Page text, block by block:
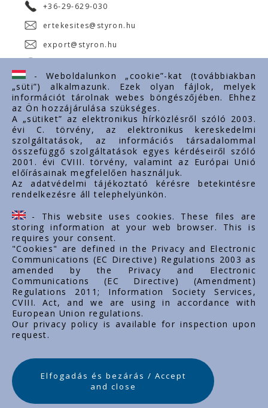
+36-29-629-030
ertekesites@styron.hu
export@styron.hu
Fontos linkek
Rólunk
Dokumentumok
Kapcsolat
Karrier
Cég adatok
Tárhely adatok
Támogatások
- Weboldalunkon „cookie”-kat (továbbiakban
„süti”) alkalmazunk. Ezek olyan fájlok, melyek
információt tárolnak webes böngészőjében. Ehhez
az Ön hozzájárulása szükséges.
A „sütiket” az elektronikus hírközlésről szóló 2003.
évi C. törvény, az elektronikus kereskedelmi
szolgáltatások, az információs társadalommal
összefüggő szolgáltatások egyes kérdéseiről szóló
2001. évi CVIII. törvény, valamint az Európai Unió
előírásainak megfelelően használjuk.
Az adatvédelmi tájékoztató kérésre betekintésre
rendelkezésre áll telephelyünkön.
- This website uses cookies. These files are
storing information at your web browser. This is
requires your consent.
"Cookies" are defined in the Privacy and Electronic
Communications (EC Directive) Regulations 2003 as
amended by the Privacy and Electronic
Communications (EC Directive) (Amendment)
Regulations 2011; Information Society Services,
CVIII. Act, and we are using in accordance with
European Union regulations.
Our privacy policy is available for inspection upon
request.
Elfogadás és bezárás / Accept
and close